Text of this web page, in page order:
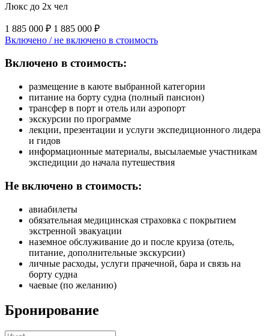
Люкс до 2х чел
1 885 000 ₽ 1 885 000 ₽
Включено / не включено в стоимость
Включено в стоимость:
размещение в каюте выбранной категории
питание на борту судна (полный пансион)
трансфер в порт и отель или аэропорт
экскурсии по программе
лекции, презентации и услуги экспедиционного лидера
и гидов
информационные материалы, высылаемые участникам
экспедиции до начала путешествия
Не включено в стоимость:
авиабилеты
обязательная медицинская страховка с покрытием
экстренной эвакуации
наземное обслуживание до и после круиза (отель,
питание, дополнительные экскурсии)
личные расходы, услуги прачечной, бара и связь на
борту судна
чаевые (по желанию)
Бронирование